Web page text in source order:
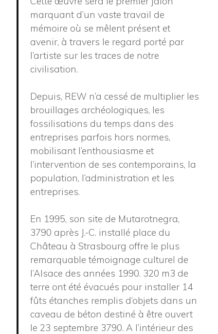
marquant d’un vaste travail de
mémoire où se mêlent présent et
avenir, à travers le regard porté par
l’artiste sur les traces de notre
civilisation.
Depuis, REW n’a cessé de multiplier les
brouillages archéologiques, les
fossilisations du temps dans des
entreprises parfois hors normes,
mobilisant l’enthousiasme et
l’intervention de ses contemporains, la
population, l’administration et les
entreprises.
En 1995, son site de Mutarotnegra,
3790 après J.-C. installé place du
Château à Strasbourg offre le plus
remarquable témoignage culturel de
l’Alsace des années 1990. 320 m3 de
terre ont été évacués pour installer 14
fûts étanches remplis d’objets dans un
caveau de béton destiné à être ouvert
le 23 septembre 3790. A l’intérieur des